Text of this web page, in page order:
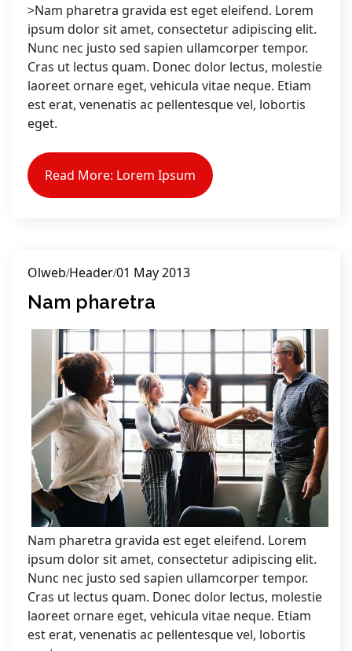
>Nam pharetra gravida est eget eleifend. Lorem
ipsum dolor sit amet, consectetur adipiscing elit.
Nunc nec justo sed sapien ullamcorper tempor.
Cras ut lectus quam. Donec dolor lectus, molestie
laoreet ornare eget, vehicula vitae neque. Etiam
est erat, venenatis ac pellentesque vel, lobortis
eget.
Read More: Lorem Ipsum
Nam pharetra
Olweb Header01 May 2013
Nam pharetra gravida est eget eleifend. Lorem
ipsum dolor sit amet, consectetur adipiscing elit.
Nunc nec justo sed sapien ullamcorper tempor.
Cras ut lectus quam. Donec dolor lectus, molestie
laoreet ornare eget, vehicula vitae neque. Etiam
est erat, venenatis ac pellentesque vel, lobortis